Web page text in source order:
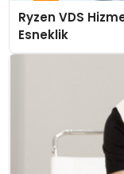
Ryzen VDS
Esneklik